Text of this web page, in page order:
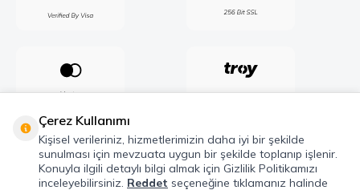
Çerez Kullanımı
Kişisel verileriniz, hizmetlerimizin daha iyi bir şekilde
sunulması için mevzuata uygun bir şekilde toplanıp işlenir.
Konuyla ilgili detaylı bilgi almak için Gizlilik Politikamızı
inceleyebilirsiniz. Reddet seçeneğine tıklamanız halinde